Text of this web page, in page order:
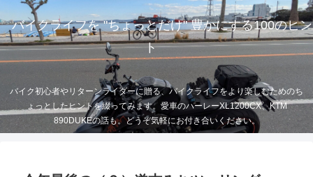
バイクライフを "ちょっとだけ" 豊かにする100のヒン
ト
バイク初心者やリターンライダーに贈る、バイクライフをより楽しむためのち
ょっとしたヒントを綴ってみます。愛車のハーレーXL1200CX、KTM
890DUKEの話も。どうぞ気軽にお付き合いください。